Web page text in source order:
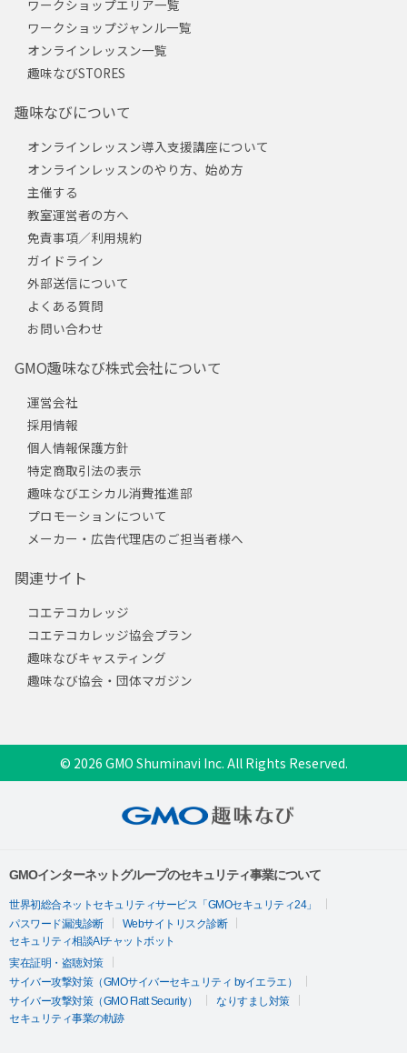
ワークショップエリア一覧
ワークショップジャンル一覧
オンラインレッスン一覧
趣味なびSTORES
趣味なびについて
オンラインレッスン導入支援講座について
オンラインレッスンのやり方、始め方
主催する
教室運営者の方へ
免責事項／利用規約
ガイドライン
外部送信について
よくある質問
お問い合わせ
GMO趣味なび株式会社について
運営会社
採用情報
個人情報保護方針
特定商取引法の表示
趣味なびエシカル消費推進部
プロモーションについて
メーカー・広告代理店のご担当者様へ
関連サイト
コエテコカレッジ
コエテコカレッジ協会プラン
趣味なびキャスティング
趣味なび協会・団体マガジン
© 2026 GMO Shuminavi Inc. All Rights Reserved.